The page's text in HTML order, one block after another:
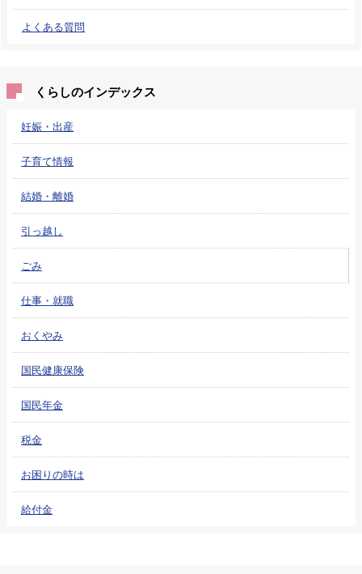
よくある質問
くらしのインデックス
妊娠・出産
子育て情報
結婚・離婚
引っ越し
ごみ
仕事・就職
おくやみ
国民健康保険
国民年金
税金
お困りの時は
給付金